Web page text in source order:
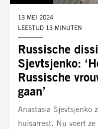
Russische
Sjevtsjenko:
Russische
gaan’
DATUM:
13 MEI 2024
LEESTIJD 13 MINUTEN
Anastasia Sjevtsjenko
huisarrest. Nu voert